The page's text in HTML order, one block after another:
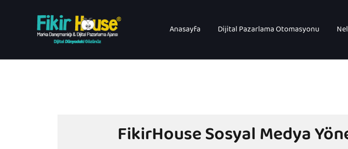
Anasayfa Dijital Pazarlama Otomasyonu
FikirHouse Sosyal Medya